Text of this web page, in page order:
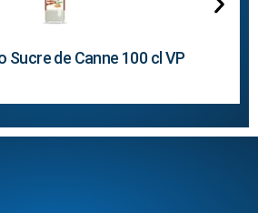
Sucre de Canne 100 cl VP